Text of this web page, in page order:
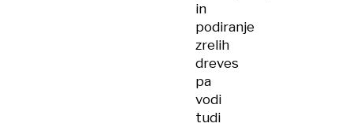
in
podiranje
zrelih
dreves
pa
vodi
tudi